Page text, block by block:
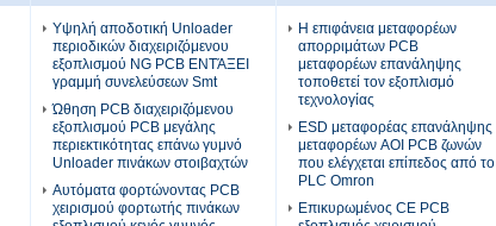
Υψηλή αποδοτική Unloader
περιοδικών διαχειριζόμενου
εξοπλισμού NG PCB ΕΝΤΆΞΕΙ
γραμμή συνελεύσεων Smt
Ώθηση PCB διαχειριζόμενου
εξοπλισμού PCB μεγάλης
περιεκτικότητας επάνω γυμνό
Unloader πινάκων στοιβαχτών
Αυτόματα φορτώνοντας PCB
χειρισμού φορτωτής πινάκων
Η επιφάνεια μεταφορέων
απορριμάτων PCB
μεταφορέων επανάληψης
τοποθετεί τον εξοπλισμό
τεχνολογίας
ESD μεταφορέας επανάληψης
μεταφορέων AOI PCB ζωνών
που ελέγχεται επίπεδος από το
PLC Omron
Επικυρωμένος CE PCB